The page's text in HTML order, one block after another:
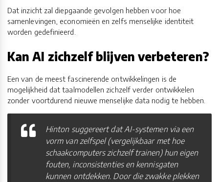
Dat inzicht zal diepgaande gevolgen hebben voor hoe
samenlevingen, economieën en zelfs menselijke identiteit
worden gedefinieerd.
Kan AI zichzelf blijven verbeteren?
Een van de meest fascinerende ontwikkelingen is de
mogelijkheid dat taalmodellen zichzelf verder ontwikkelen
zonder voortdurend nieuwe menselijke data nodig te hebben.
Hinton suggereert dat AI-systemen via een
vorm van zelfspel (vergelijkbaar met hoe
schaakcomputers zichzelf trainen) hun eigen
fouten, inconsistenties en kennisgaten
kunnen ontdekken. Door die zwakke plekken